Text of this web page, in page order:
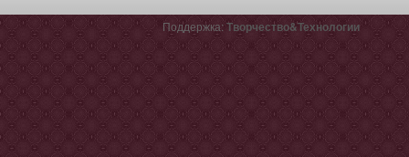
Поддержка:Творчество&Технологии